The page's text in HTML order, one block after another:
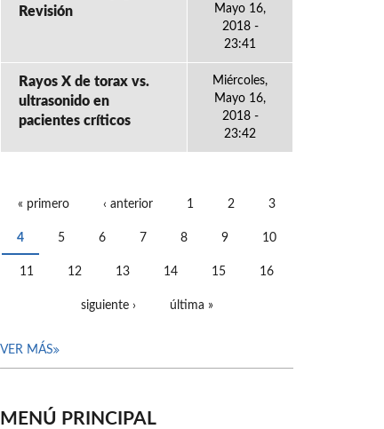
Revisión
Mayo 16,
2018 -
23:41
Rayos X de torax vs.
ultrasonido en
pacientes críticos
Miércoles,
Mayo 16,
2018 -
23:42
« primero ‹ anterior 1 2 3
4 5 6 7 8 9 10
11 12 13 14 15 16
siguiente › última »
VER MÁS
MENÚ PRINCIPAL